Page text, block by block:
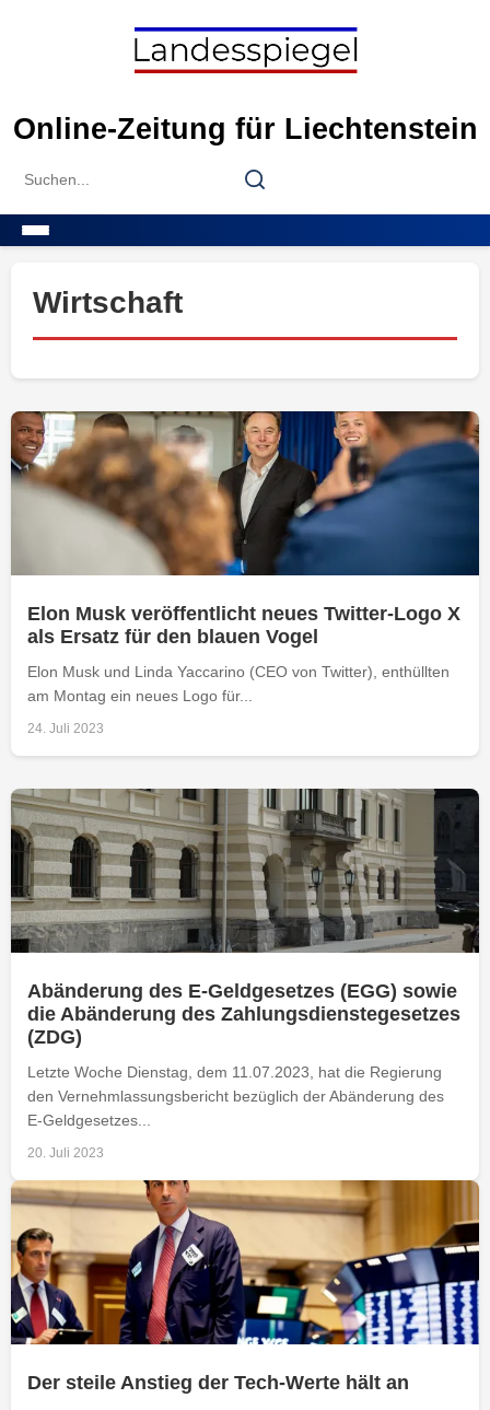
Online-Zeitung für Liechtenstein
Search
Search
Wirtschaft
Elon Musk veröffentlicht neues Twitter-Logo X
als Ersatz für den blauen Vogel
Elon Musk und Linda Yaccarino (CEO von Twitter), enthüllten
am Montag ein neues Logo für...
24. Juli 2023
Abänderung des E-Geldgesetzes (EGG) sowie
die Abänderung des Zahlungsdienstegesetzes
(ZDG)
Letzte Woche Dienstag, dem 11.07.2023, hat die Regierung
den Vernehmlassungsbericht bezüglich der Abänderung des
E-Geldgesetzes...
20. Juli 2023
Der steile Anstieg der Tech-Werte hält an